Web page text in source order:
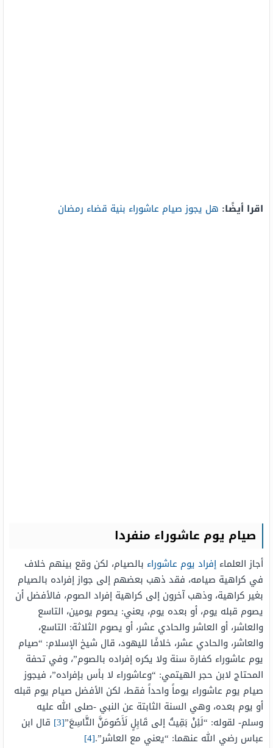
اقرا أيضًا: هل يجوز صيام عاشوراء بنية قضاء رمضان
صيام يوم عاشوراء منفردا
أجاز العلماء إفراد يوم عاشوراء بالصيام، لكن وقع بينهم خلاف
في كراهية صيامه، فقد ذهب بعضهم إلى جواز إفراده بالصيام
بغير كراهية، وذهب آخرون إلى كراهية إفراد الصوم، فالأفضل أن
يصوم قبله يوم، أو بعده يوم، يعني: يصوم يومين، التاسع
والعاشر، أو العاشر والحادي عشر، أو يصوم الثلاثة: التاسع،
والعاشر، والحادي عشر، خلافًا لليهود، قال شيخ الإسلام: “صيام
يوم عاشوراء كفارة سنة ولا يكره إفراده بالصوم”، وفي تحفة
المحتاج لابن حجر الهيتمي: “وعاشوراء لا بأس بإفراده”، فيجوز
صيام يوم عاشوراء يوماً واحداً فقط، لكن الأفضل صيام يوم قبله
أو يوم بعده، وهي السنة الثابتة عن النبي -صلى الله عليه
وسلم- لقوله: “لَئِنْ بَقِيتُ إلى قَابِلٍ لَأَصُومَنَّ التَّاسِعَ”[3]
قال ابن
عباس رضي الله عنهما: “يعني مع العاشر”.[4]